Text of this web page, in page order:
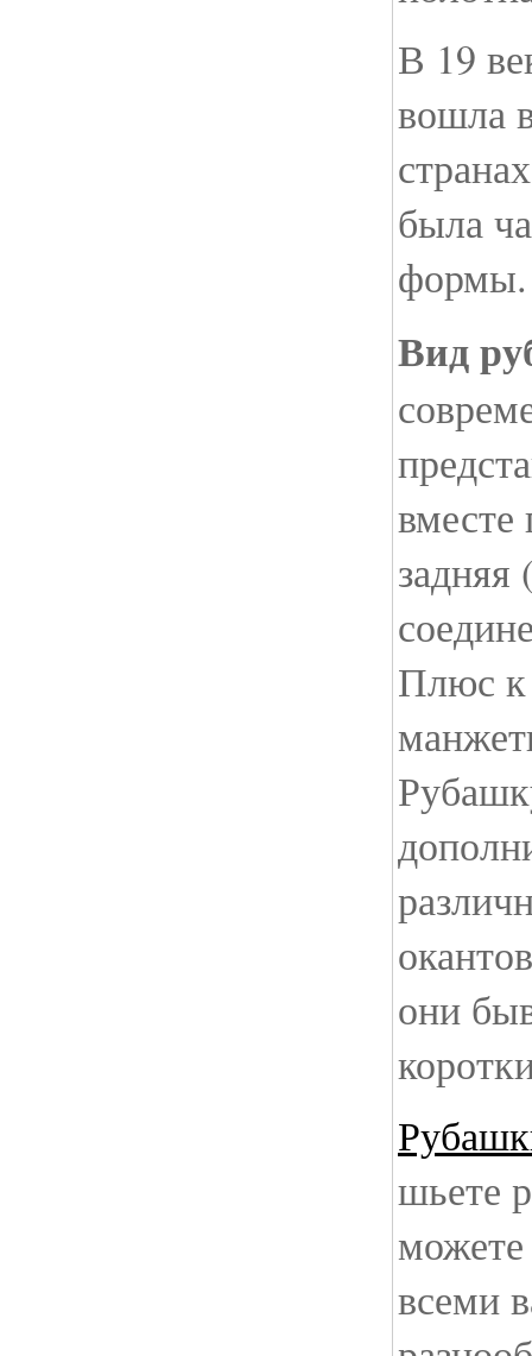
В 19
вошла
была
формы.
Вид
вместе
задняя
Плюс к
они
шьете
можете
всеми